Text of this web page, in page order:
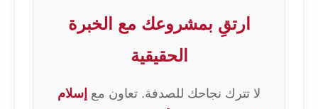
ارتقِ بمشروعك مع الخبرة
الحقيقية
لا تترك نجاحك للصدفة. تعاون مع إسلام